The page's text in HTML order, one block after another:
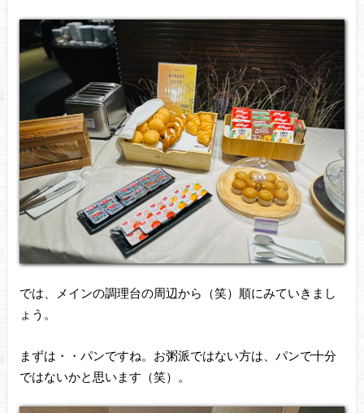
では、メインの調理台の周辺から（笑）順にみていきまし
ょう。
まずは・・パンですね。お粥派ではない方は、パンで十分
ではないかと思います（笑）。